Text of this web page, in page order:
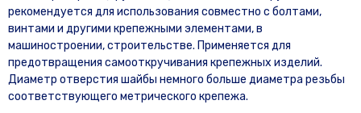
рекомендуется для использования совместно с болтами,
винтами и другими крепежными элементами, в
машиностроении, строительстве. Применяется для
предотвращения самооткручивания крепежных изделий.
Диаметр отверстия шайбы немного больше диаметра резьбы
соответствующего метрического крепежа.